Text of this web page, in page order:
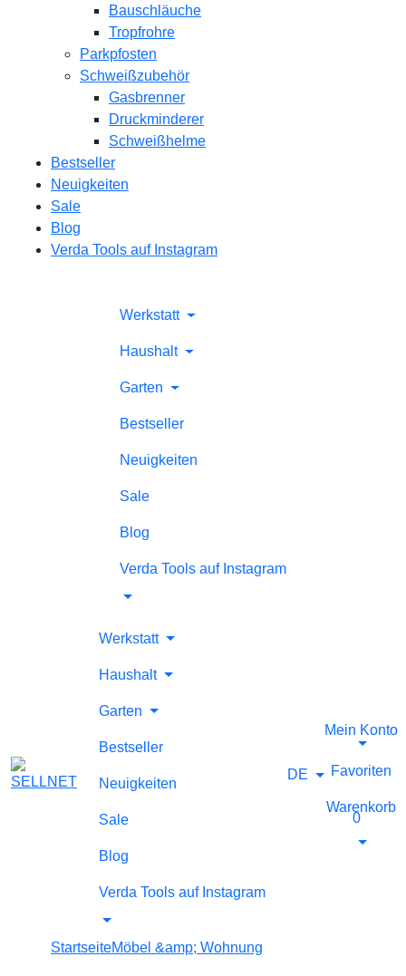
Bauschläuche
Tropfrohre
Parkpfosten
Schweißzubehör
Gasbrenner
Druckminderer
Schweißhelme
Bestseller
Neuigkeiten
Sale
Blog
Verda Tools auf Instagram
Werkstatt
Haushalt
Garten
Bestseller
Neuigkeiten
Sale
Blog
Verda Tools auf Instagram
Werkstatt
Haushalt
Garten
Bestseller
Neuigkeiten
Sale
Blog
Verda Tools auf Instagram
DE
Mein Konto
Favoriten
Warenkorb
0
StartseiteMöbel &amp; Wohnung